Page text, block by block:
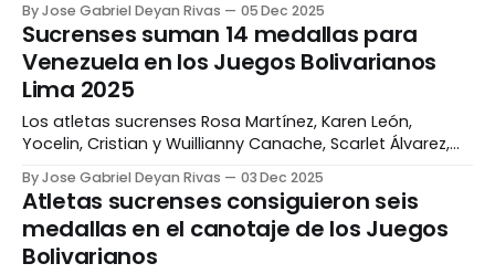
cinco medallas en los Juegos Bolivarianos Ayacucho-
Lima 2025. En el boxeo, Cova se llevó la presea dorada
en la categoría de 65 kilogramos luego
By Jose Gabriel Deyan Rivas 05 Dec 2025
Sucrenses suman 14 medallas para
Venezuela en los Juegos Bolivarianos
Lima 2025
Los atletas sucrenses Rosa Martínez, Karen León,
Yocelin, Cristian y Wuillianny Canache, Scarlet Álvarez,
siete de oro, tres de plata y cuatro de bronce, para
Venezuela en los Juegos Bolivarianos Ayacucho-Lima
2025, que se disputan en Perú. Martínez, quien viene de
conseguir
By Jose Gabriel Deyan Rivas 03 Dec 2025
Atletas sucrenses consiguieron seis
medallas en el canotaje de los Juegos
Bolivarianos